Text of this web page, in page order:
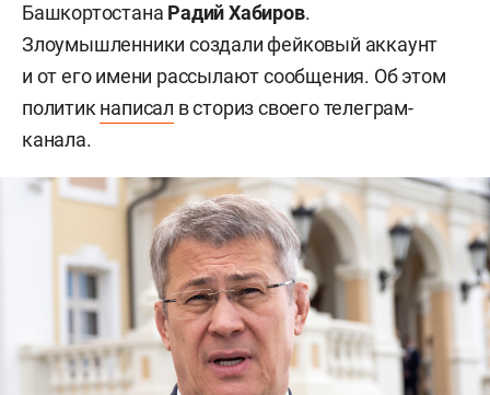
Башкортостана Радий Хабиров.
Злоумышленники создали фейковый аккаунт
и от его имени рассылают сообщения. Об этом
политик написал в сториз своего телеграм-
канала.